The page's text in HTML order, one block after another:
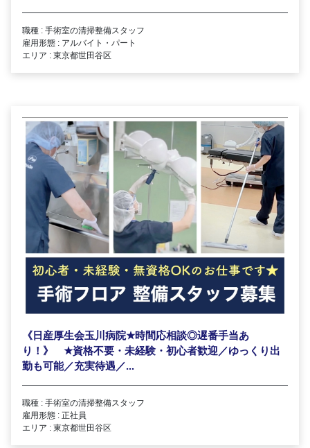
職種 : 手術室の清掃整備スタッフ
雇用形態 : アルバイト・パート
エリア : 東京都世田谷区
《日産厚生会玉川病院★時間応相談◎遅番手当あ
り！》 ★資格不要・未経験・初心者歓迎／ゆっくり出
勤も可能／充実待遇／...
職種 : 手術室の清掃整備スタッフ
雇用形態 : 正社員
エリア : 東京都世田谷区